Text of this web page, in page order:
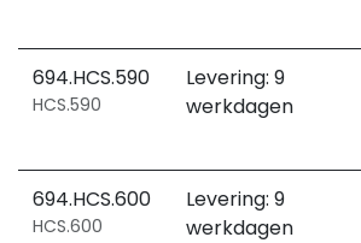
694.HCS.590
HCS.590
Levering: 9
werkdagen
694.HCS.600
HCS.600
Levering: 9
werkdagen